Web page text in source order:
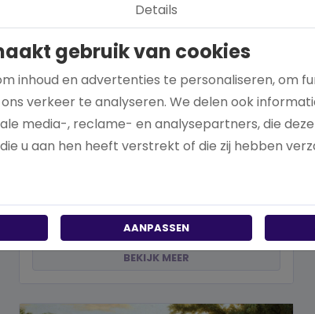
Hoe kies je een goed doel dat écht bij je
BEKIJK MEER
Details
gebruik van cookies
inhoud en advertenties te personaliseren, om
verkeer te analyseren. We delen ook
media-, reclame- en analysepartners, die
u aan hen heeft verstrekt of die zij hebben
AANPASSEN